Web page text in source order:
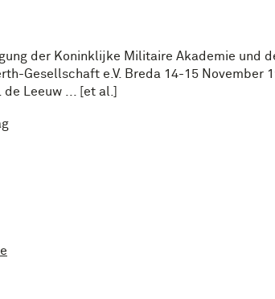
der Koninklijke Militaire Akademie und
Gesellschaft e.V. Breda 14-15 November
de Leeuw ... [et al.]